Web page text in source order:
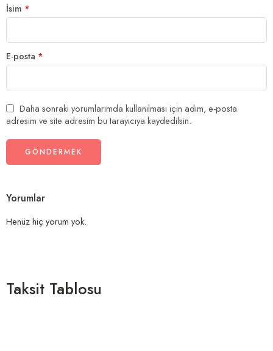
İsim *
E-posta *
Daha sonraki yorumlarımda kullanılması için adım, e-posta
adresim ve site adresim bu tarayıcıya kaydedilsin.
Yorumlar
Henüz hiç yorum yok.
Taksit Tablosu